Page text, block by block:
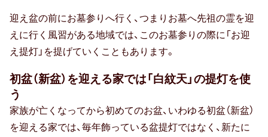
米寿祝い
結婚祝い
迎え盆の前にお墓参りへ行く、つまりお墓へ先祖の霊を迎
えに行く風習がある地域では、このお墓参りの際に「お迎
え提灯」を提げていくこともあります。
初盆（新盆）を迎える家では「白紋天」の提灯を使
う
家族が亡くなってから初めてのお盆、いわゆる初盆（新盆）
を迎える家では、毎年飾っている盆提灯ではなく、新たに